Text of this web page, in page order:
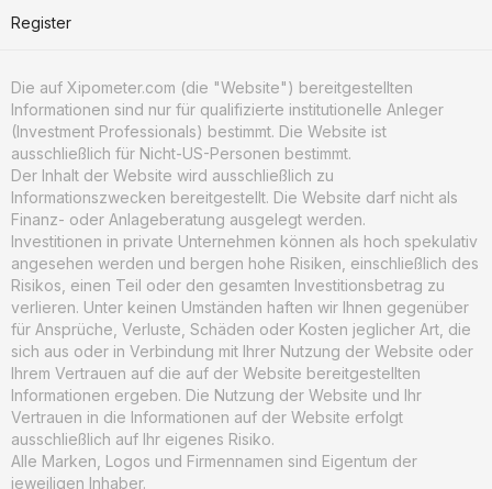
Register
Die auf Xipometer.com (die "Website") bereitgestellten
Informationen sind nur für qualifizierte institutionelle Anleger
(Investment Professionals) bestimmt. Die Website ist
ausschließlich für Nicht-US-Personen bestimmt.
Der Inhalt der Website wird ausschließlich zu
Informationszwecken bereitgestellt. Die Website darf nicht als
Finanz- oder Anlageberatung ausgelegt werden.
Investitionen in private Unternehmen können als hoch spekulativ
angesehen werden und bergen hohe Risiken, einschließlich des
Risikos, einen Teil oder den gesamten Investitionsbetrag zu
verlieren. Unter keinen Umständen haften wir Ihnen gegenüber
für Ansprüche, Verluste, Schäden oder Kosten jeglicher Art, die
sich aus oder in Verbindung mit Ihrer Nutzung der Website oder
Ihrem Vertrauen auf die auf der Website bereitgestellten
Informationen ergeben. Die Nutzung der Website und Ihr
Vertrauen in die Informationen auf der Website erfolgt
ausschließlich auf Ihr eigenes Risiko.
Alle Marken, Logos und Firmennamen sind Eigentum der
jeweiligen Inhaber.